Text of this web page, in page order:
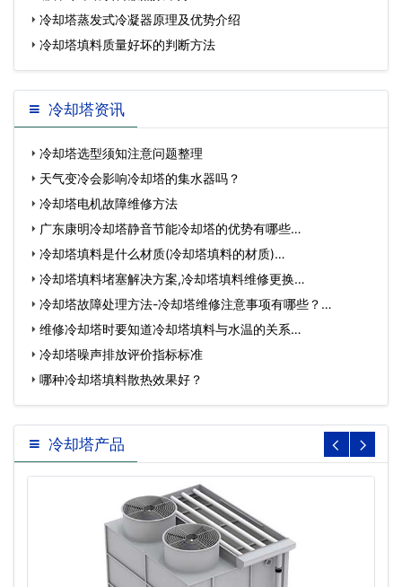
冷却塔蒸发式冷凝器原理及优势介绍
冷却塔填料质量好坏的判断方法
冷却塔资讯
冷却塔选型须知注意问题整理
天气变冷会影响冷却塔的集水器吗？
冷却塔电机故障维修方法
广东康明冷却塔静音节能冷却塔的优势有哪些…
冷却塔填料是什么材质(冷却塔填料的材质)…
冷却塔填料堵塞解决方案,冷却塔填料维修更换…
冷却塔故障处理方法-冷却塔维修注意事项有哪些？…
维修冷却塔时要知道冷却塔填料与水温的关系…
冷却塔噪声排放评价指标标准
哪种冷却塔填料散热效果好？
冷却塔产品